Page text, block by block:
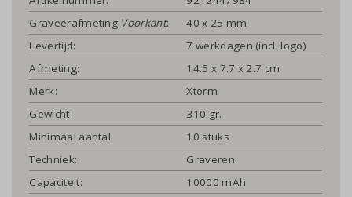
Graveerafmeting Voorkant:
40 x 25 mm
Levertijd:
7 werkdagen (incl. logo)
Afmeting:
14.5 x 7.7 x 2.7 cm
Merk:
Xtorm
Gewicht:
310 gr.
Minimaal aantal:
10 stuks
Techniek:
Graveren
Capaciteit:
10000 mAh